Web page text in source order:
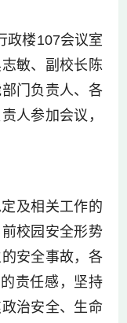
政楼107会议室
敏、 副校长 陈
门负责人、各
人参加会议，
及相关工作的
校园安全形势
安全事故，各
责任感，坚持
治安全、生命